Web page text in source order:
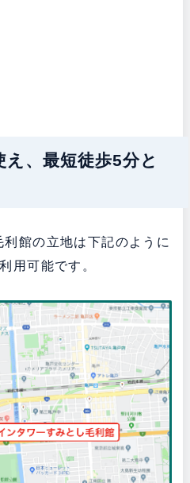
、最短徒歩5分と
館の立地は下記のように
用可能です。